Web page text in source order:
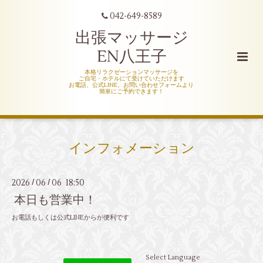
042-649-8589
出張マッサージ
EN八王子
本格リラクゼーションマッサージを
ご自宅・ホテルにて受けていただけます
お電話、公式LINE、お問い合わせフォームより
簡単にご予約できます！
インフォメーション
2026 / 06 / 06 18:50
本日も営業中！
お電話もしくは公式LINEからが便利です
Select Language